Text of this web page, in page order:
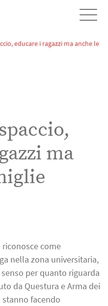
educare i ragazzi ma anche le
ma
come
nella zona universitaria,
per quanto riguarda
da Questura e Arma dei
facendo